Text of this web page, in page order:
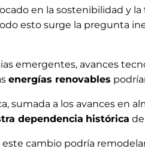
en la sostenibilidad y
esto surge la pregunta
emergentes, avances
energías renovables
sumada a los avances en
dependencia histórica
cambio podría